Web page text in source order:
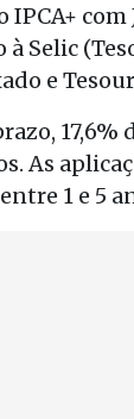
IPCA+
Selic
e
As
1 e 5